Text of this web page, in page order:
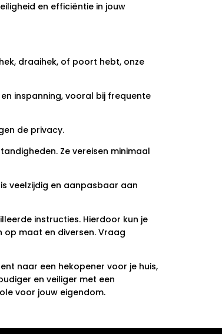
en efficiëntie in jouw
draaihek, of poort hebt, onze
inspanning, vooral bij frequente
de privacy.
Ze vereisen minimaal
veelzijdig en aanpasbaar aan
instructies. Hierdoor kun je
maat en diversen. Vraag
naar een hekopener voor je huis,
en veiliger met een
voor jouw eigendom.